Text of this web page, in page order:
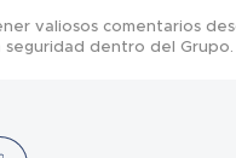
valiosos comentarios
dentro del Grupo.